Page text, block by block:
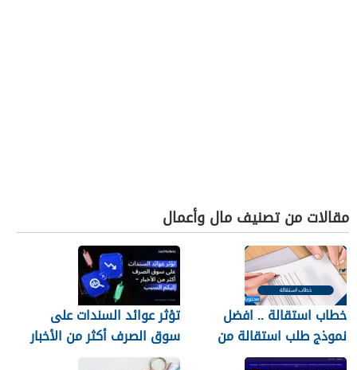
مقالات من تصنيف مال وأعمال
خطاب استقالة .. افضل
نموذج طلب استقالة من
العمل
تؤثر عوائد السندات على
سوق الصرف أكثر من الأخبار
– إليكم السبب